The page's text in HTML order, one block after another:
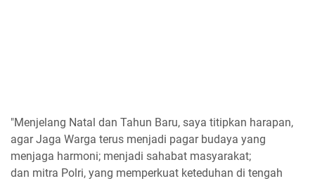
"Menjelang Natal dan Tahun Baru, saya titipkan harapan,
agar Jaga Warga terus menjadi pagar budaya yang
menjaga harmoni; menjadi sahabat masyarakat;
dan mitra Polri, yang memperkuat keteduhan di tengah